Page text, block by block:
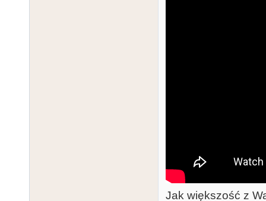
Jak większość z